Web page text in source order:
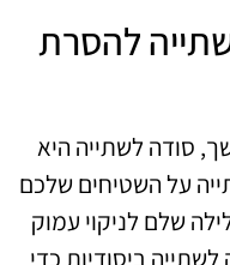
להסרת
סודה לשתייה היא
על השטיחים שלכם
דקות, או ללילה שלם לניקוי עמוק